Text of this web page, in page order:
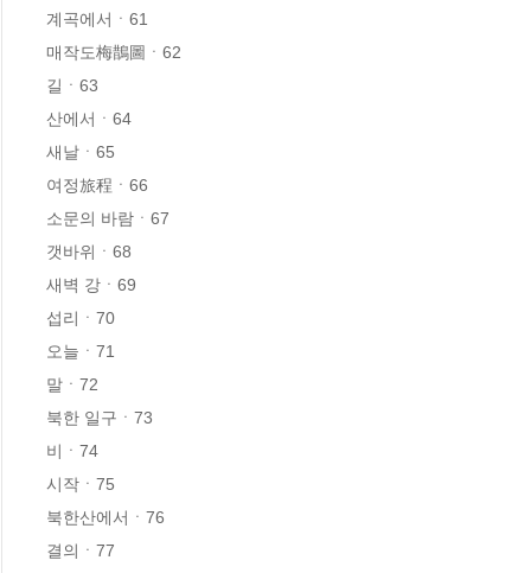
계곡에서ㆍ61
매작도梅鵲圖ㆍ62
길ㆍ63
산에서ㆍ64
새날ㆍ65
여정旅程ㆍ66
소문의 바람ㆍ67
갯바위ㆍ68
새벽 강ㆍ69
섭리ㆍ70
오늘ㆍ71
말ㆍ72
북한 일구ㆍ73
비ㆍ74
시작ㆍ75
북한산에서ㆍ76
결의ㆍ77